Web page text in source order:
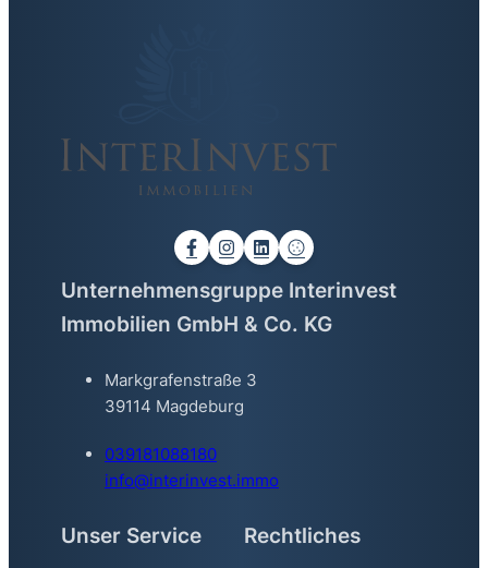
Unternehmensgruppe Interinvest
Immobilien GmbH & Co. KG
Markgrafenstraße 3
39114 Magdeburg
039181088180
info@interinvest.immo
Unser Service Rechtliches